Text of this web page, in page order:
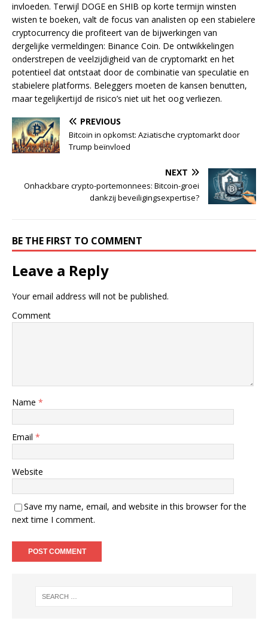
invloeden. Terwijl DOGE en SHIB op korte termijn winsten
wisten te boeken, valt de focus van analisten op een stabielere
cryptocurrency die profiteert van de bijwerkingen van
dergelijke vermeldingen: Binance Coin. De ontwikkelingen
onderstrepen de veelzijdigheid van de cryptomarkt en het
potentieel dat ontstaat door de combinatie van speculatie en
stabielere platforms. Beleggers moeten de kansen benutten,
maar tegelijkertijd de risico’s niet uit het oog verliezen.
PREVIOUS
Bitcoin in opkomst: Aziatische cryptomarkt door
Trump beïnvloed
NEXT
Onhackbare crypto-portemonnees: Bitcoin-groei
dankzij beveiligingsexpertise?
BE THE FIRST TO COMMENT
Leave a Reply
Your email address will not be published.
Comment
Name *
Email *
Website
Save my name, email, and website in this browser for the
next time I comment.